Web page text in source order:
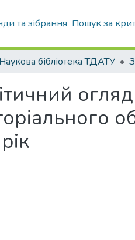
та зібрання Пошук за
Наукова бібліотека ТДАТУ
огляд